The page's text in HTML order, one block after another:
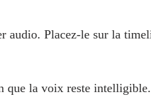
Placez‑le sur la
que la voix reste intelligible.